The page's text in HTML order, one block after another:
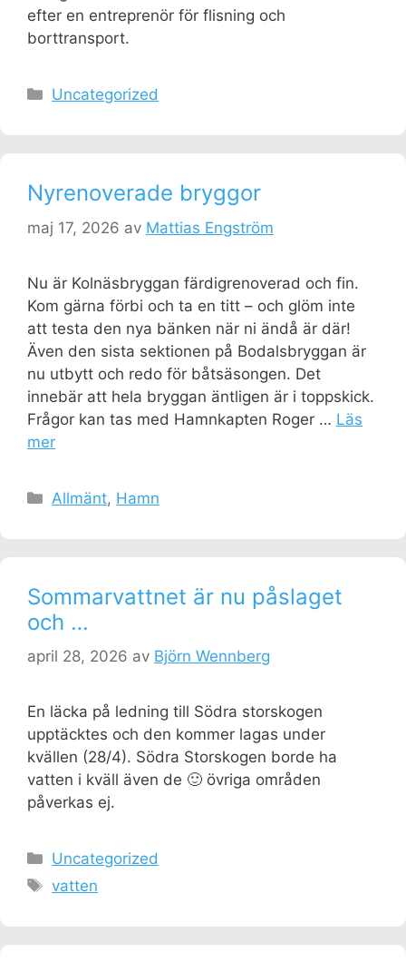
efter en entreprenör för flisning och
borttransport.
Kategorier
Uncategorized
Nyrenoverade bryggor
maj 17, 2026 av Mattias Engström
Nu är Kolnäsbryggan färdigrenoverad och fin.
Kom gärna förbi och ta en titt – och glöm inte
att testa den nya bänken när ni ändå är där!
Även den sista sektionen på Bodalsbryggan är
nu utbytt och redo för båtsäsongen. Det
innebär att hela bryggan äntligen är i toppskick.
Frågor kan tas med Hamnkapten Roger … Läs
mer
Kategorier
Allmänt, Hamn
Sommarvattnet är nu påslaget
och …
april 28, 2026 av Björn Wennberg
En läcka på ledning till Södra storskogen
upptäcktes och den kommer lagas under
kvällen (28/4). Södra Storskogen borde ha
vatten i kväll även de 🙂 övriga områden
påverkas ej.
Kategorier
Uncategorized
Etiketter
vatten